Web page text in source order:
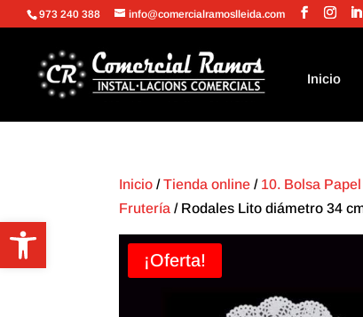
Abrir barra de herramientas
973 240 388 info@comercialramoslleida.com
Inicio
Inicio /Tienda online / 10. Bolsa
Frutería / Rodales Lito diámetro 34
¡Oferta!